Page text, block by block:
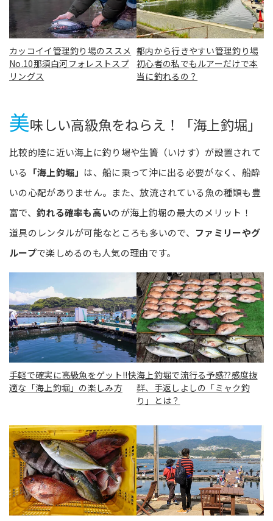
カッコイイ管理釣り場のススメ
No.10那須白河フォレストスプ
リングス
都内から行きやすい管理釣り場
初心者の私でもルアーだけで本
当に釣れるの？
美味しい高級魚をねらえ！「海上釣堀」
比較的陸に近い海上に釣り場や生簀（いけす）が設置されて
いる
「海上釣堀」 は、船に乗って沖に出る必要がなく、船酔
いの心配がありません。また、放流されている魚の種類も豊
富で、 釣れる確率も高いのが海上釣堀の最大のメリット！
道具のレンタルが可能なところも多いので、 ファミリーやグ
ループで楽しめるのも人気の理由です。
手軽で確実に高級魚をゲット!!快
適な「海上釣堀」の楽しみ方
海上釣堀で流行る予感??感度抜
群、手返しよしの「ミャク釣
り」とは？